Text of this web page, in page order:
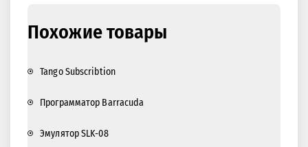
Похожие товары
Tango Subscribtion
Программатор Barracuda
Эмулятор SLK-08